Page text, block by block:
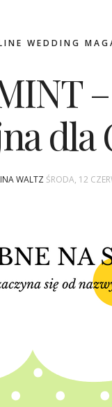
WEDDING
dla
WALTZ ŚRODA, 12